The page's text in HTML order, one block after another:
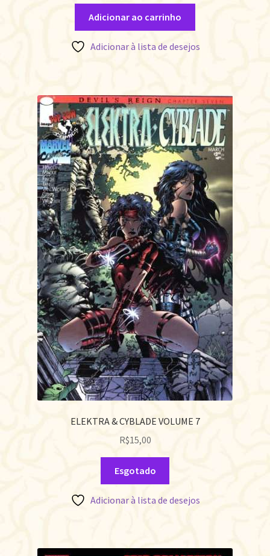
Adicionar ao carrinho
Adicionar à lista de desejos
ELEKTRA & CYBLADE VOLUME 7
R$15,00
Esgotado
Adicionar à lista de desejos